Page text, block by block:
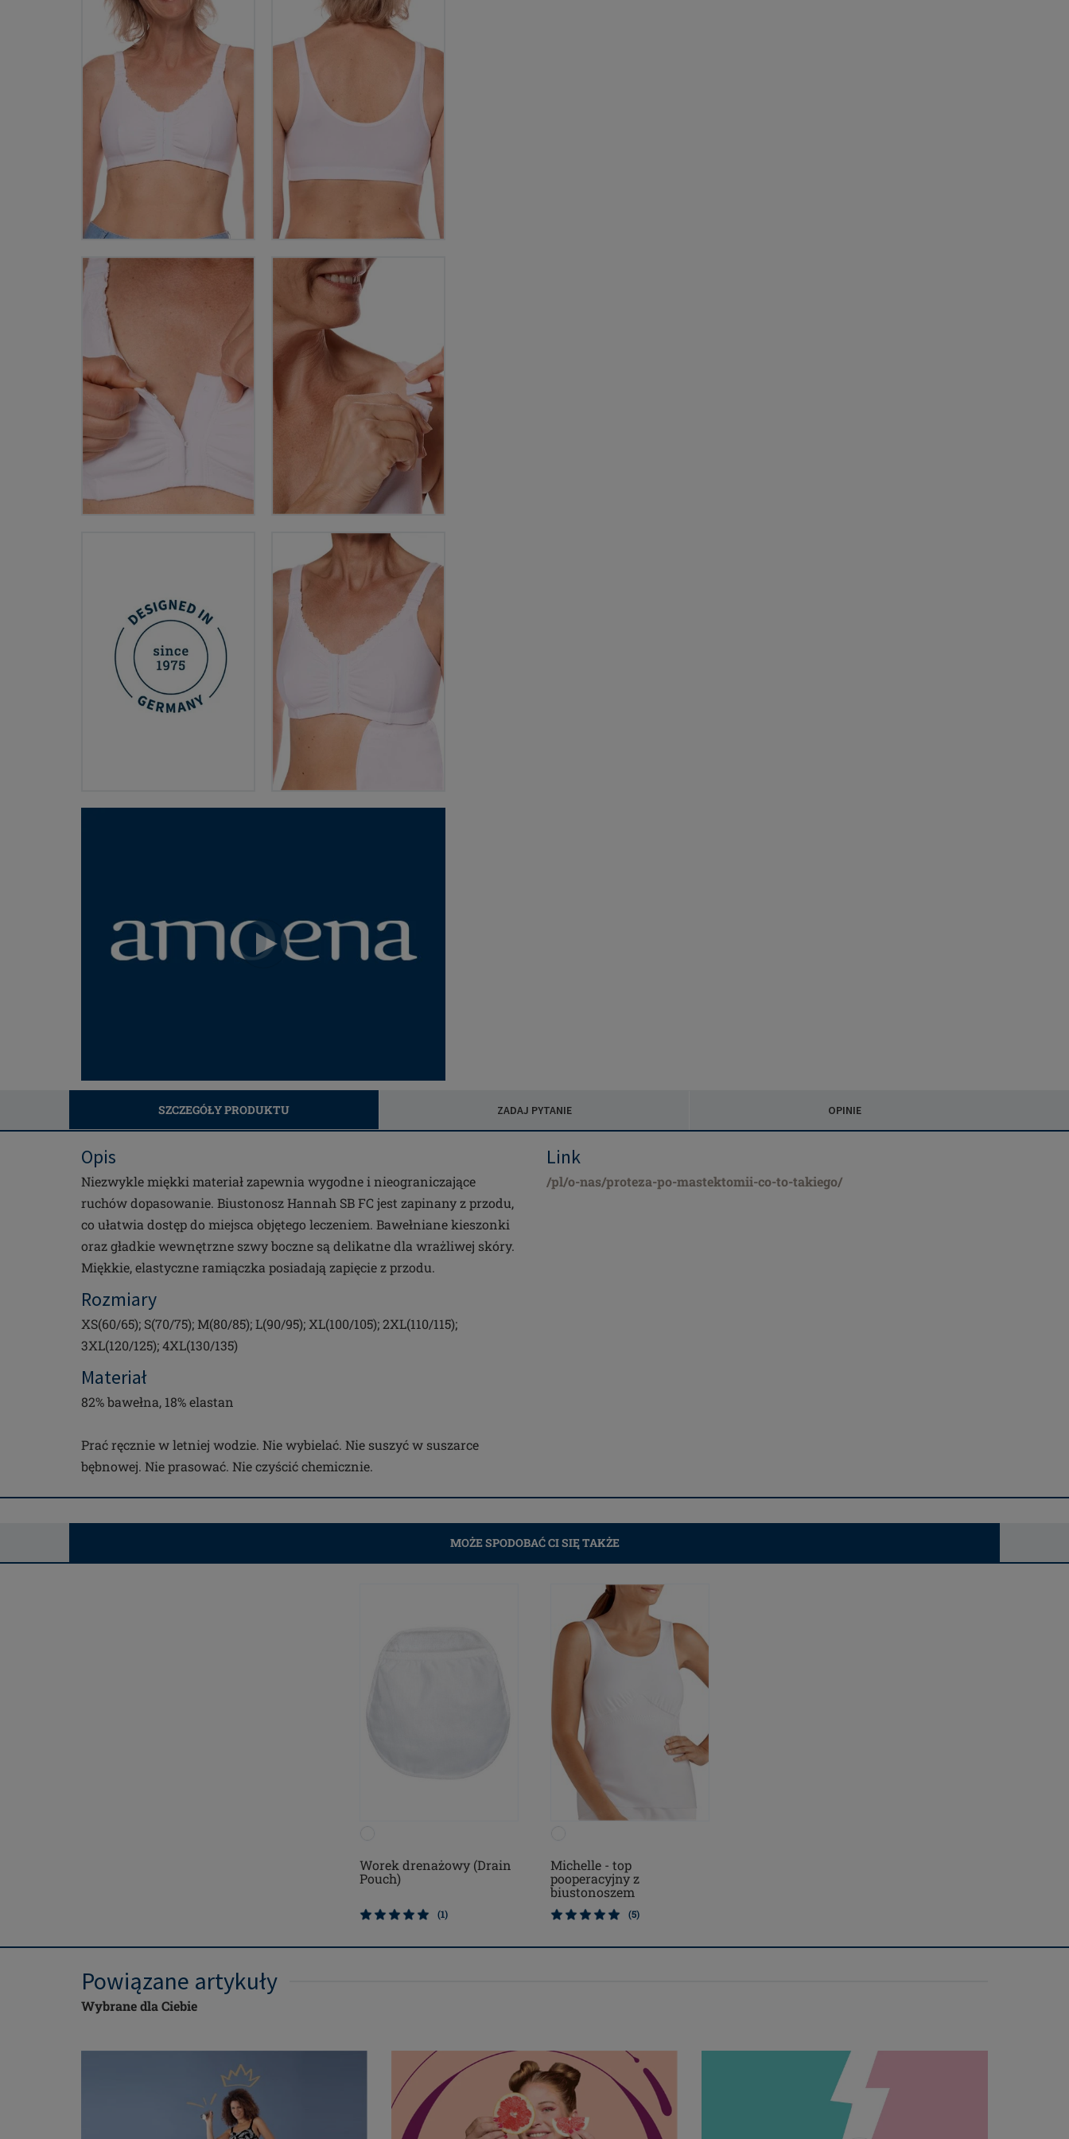
SZCZEGÓŁY PRODUKTU ZADAJ PYTANIE OPINIE
Opis
Niezwykle miękki materiał zapewnia wygodne i nieograniczające
ruchów dopasowanie. Biustonosz Hannah SB FC jest zapinany z przodu,
co ułatwia dostęp do miejsca objętego leczeniem. Bawełniane kieszonki
oraz gładkie wewnętrzne szwy boczne są delikatne dla wrażliwej skóry.
Miękkie, elastyczne ramiączka posiadają zapięcie z przodu.
Rozmiary
XS(60/65); S(70/75); M(80/85); L(90/95); XL(100/105); 2XL(110/115);
3XL(120/125); 4XL(130/135)
Materiał
82% bawełna, 18% elastan
Prać ręcznie w letniej wodzie. Nie wybielać. Nie suszyć w suszarce
bębnowej. Nie prasować. Nie czyścić chemicznie.
Link
/pl/o-nas/proteza-po-mastektomii-co-to-takiego/
MOŻE SPODOBAĆ CI SIĘ TAKŻE
Worek drenażowy (Drain
Pouch)
(1)
Michelle - top
pooperacyjny z
biustonoszem
(5)
Powiązane artykuły
Wybrane dla Ciebie